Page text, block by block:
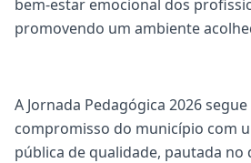
bem-estar emocional dos
promovendo um ambiente
A Jornada Pedagógica 2026
compromisso do município com
pública de qualidade, pautada no